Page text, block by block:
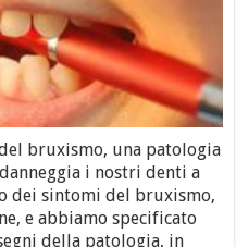
bruxismo, una patologia
i nostri denti a
dei sintomi del bruxismo,
e abbiamo specificato
della patologia, in